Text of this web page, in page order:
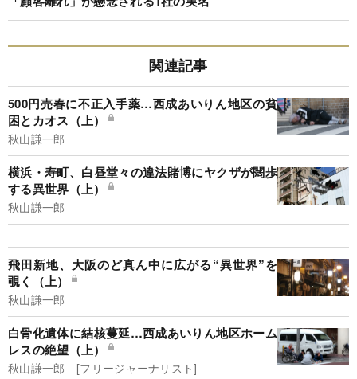
関連記事
500円売春に不正入手薬…西成あいりん地区の貧
困とカオス（上）
秋山謙一郎
横浜・寿町、白昼堂々の違法賭博にヤクザが闊歩
する異世界（上）
秋山謙一郎
飛田新地、大阪のど真ん中に広がる“異世界”を
覗く（上）
秋山謙一郎
白骨化遺体に結核蔓延…西成あいりん地区ホーム
レスの絶望（上）
秋山謙一郎 [フリージャーナリスト]